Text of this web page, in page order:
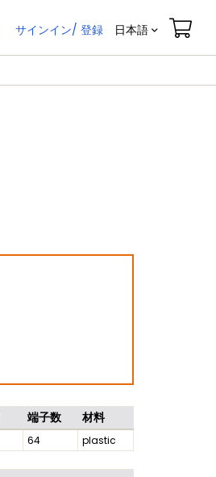
サインイン/ 登録 日本語
端子数 材料
64 plastic